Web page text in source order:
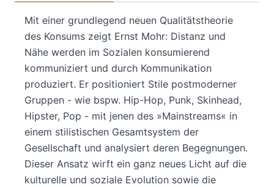
Mit einer grundlegend neuen Qualitätstheorie
des Konsums zeigt Ernst Mohr: Distanz und
Nähe werden im Sozialen konsumierend
kommuniziert und durch Kommunikation
produziert. Er positioniert Stile postmoderner
Gruppen - wie bspw. Hip-Hop, Punk, Skinhead,
Hipster, Pop - mit jenen des »Mainstreams« in
einem stilistischen Gesamtsystem der
Gesellschaft und analysiert deren Begegnungen.
Dieser Ansatz wirft ein ganz neues Licht auf die
kulturelle und soziale Evolution sowie die